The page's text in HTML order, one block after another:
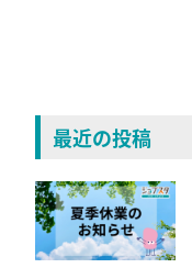
最近の投稿